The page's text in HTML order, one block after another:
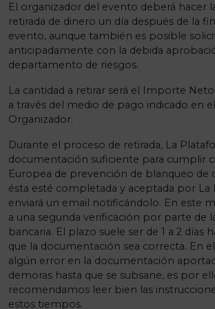
El organizador del evento deberá hacer
retirada de dinero un día después de la
evento, aunque también es posible
anticipadamente con la debida
departamento de riesgos.
La cantidad a retirar será el Importe
a través del medio de pago indicado en
Organizador.
Durante el proceso de retirada, La
documentación suficiente para cumplir
Europea de prevención de blanqueo de
ésta esté completada y aceptada por La
enviará un email notificándolo. En este
a una segunda verificación por parte de
bancaria. El plazo suele ser de 1 a 2 días
que la documentación sea correcta. En
algún error en la documentación
demoras hasta que se subsane, es por
recomendamos leer bien las
estos tiempos.